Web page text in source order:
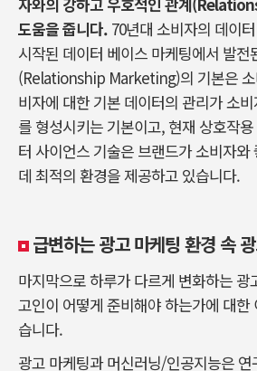
도움을 줍니다. 70년대 소비자의 데이
시작된 데이터 베이스 마케팅에서 발전
(Relationship Marketing)의 기본은 소
비자에 대한 기본 데이터의 관리가 소
를 형성시키는 기본이고, 현재 상호작
터 사이언스 기술은 브랜드가 소비자와
데 최적의 환경을 제공하고 있습니다.
급변하는 광고 마케팅 환경 속
마지막으로 하루가 다르게 변화하는 광
고인이 어떻게 준비해야 하는가에 대한
습니다.
광고 마케팅과 머신러닝/인공지능은